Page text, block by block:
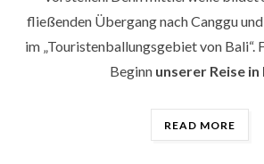
fließenden Übergang nach Canggu
im „Touristenballungsgebiet von Bali“.
Beginn unserer Reise in
READ MORE
♡